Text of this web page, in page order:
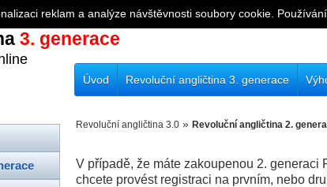
3. generace
Úvod Revoluční angličtina 3. generace
Revoluční angličtina 3.0 » Revoluční angličtina 2.
V případě, že máte zakoupenou 2.
chcete provést registraci na prvním, nebo
reklam a analýze návštěvnosti soubory cookie.